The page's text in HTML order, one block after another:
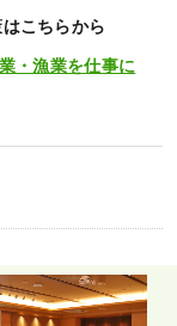
こちらから
・漁業を仕事に